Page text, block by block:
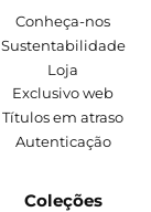
Conheça-nos
Sustentabilidade
Loja
Exclusivo web
Títulos em atraso
Autenticação
Coleções